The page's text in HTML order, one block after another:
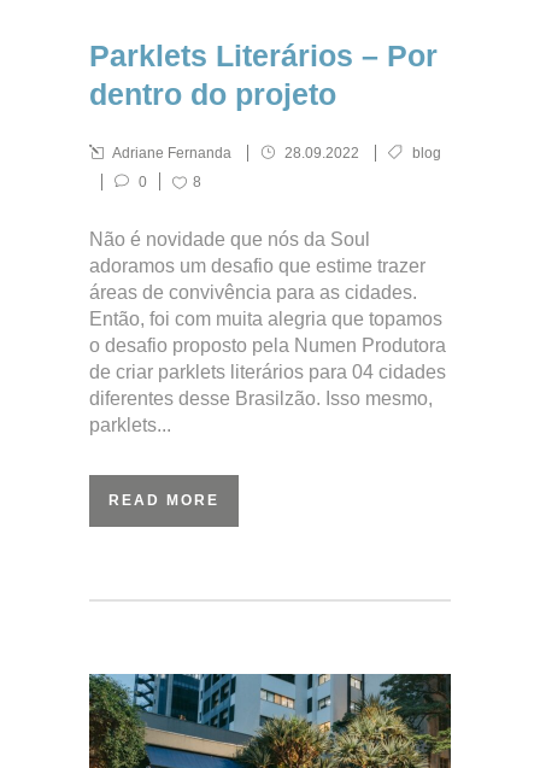
Parklets Literários – Por
dentro do projeto
Adriane Fernanda 28.09.2022
blog
0
8
Não é novidade que nós da Soul
adoramos um desafio que estime trazer
áreas de convivência para as cidades.
Então, foi com muita alegria que topamos
o desafio proposto pela Numen Produtora
de criar parklets literários para 04 cidades
diferentes desse Brasilzão. Isso mesmo,
parklets...
READ MORE